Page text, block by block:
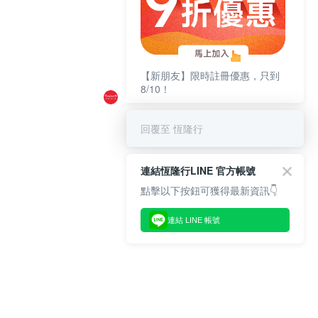
【新朋友】限時註冊優惠，只到
8/10！
回覆至 恆隆行
連結恆隆行LINE 官方帳號
點擊以下按鈕可獲得最新資訊👇
連結 LINE 帳號